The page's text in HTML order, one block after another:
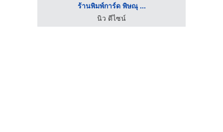
ร้านพิมพ์การ์ด พิษณุ ...
นิว ดีไซน์